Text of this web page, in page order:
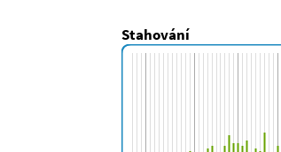
Stahování